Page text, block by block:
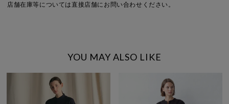
店舗在庫等については直接店舗にお問い合わせください。
YOU MAY ALSO LIKE